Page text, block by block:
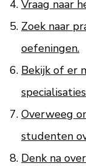
Vraag naar
Zoek naar
oefeningen.
Bekijk of er
Overweeg
studenten
Denk na